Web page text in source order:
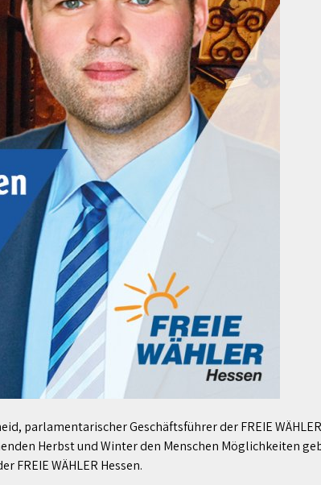
parlamentarischer Geschäftsführer der FREIE
Herbst und Winter den Menschen Möglichkeiten
WÄHLER Hessen.